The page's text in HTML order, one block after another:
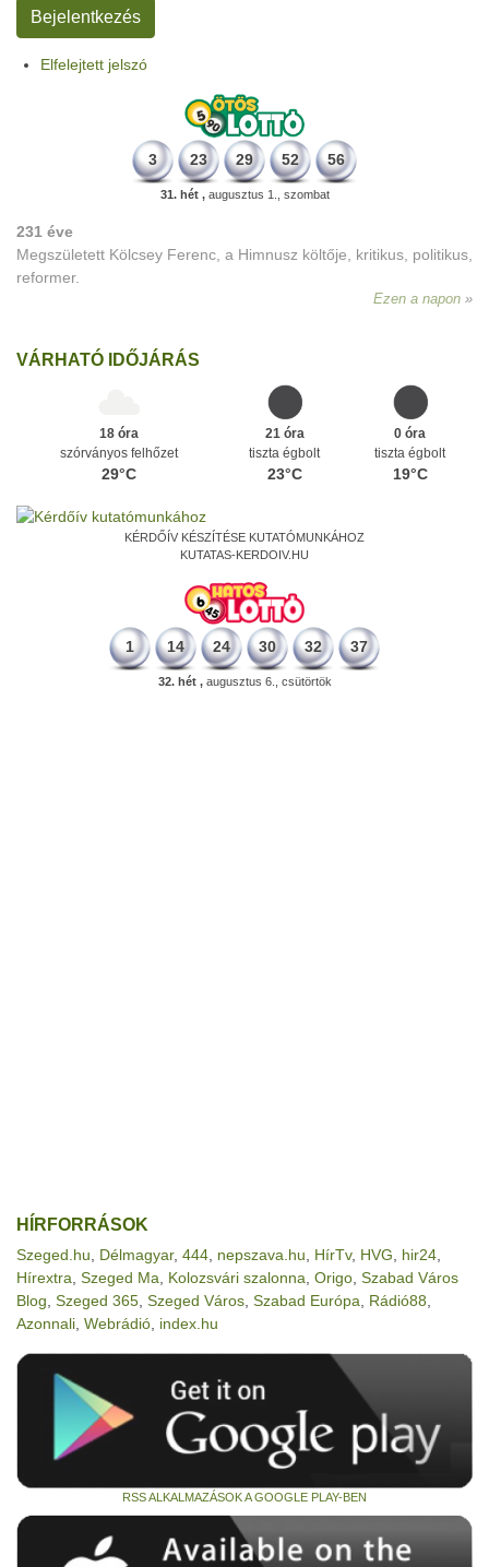
Elfelejtett jelszó
3 23 29 52 56
31. hét ,augusztus 1., szombat
231 éve
Megszületett Kölcsey Ferenc, a Himnusz költője, kritikus, politikus,
reformer.
Ezen a napon
VÁRHATÓ IDŐJÁRÁS
18 óra
szórványos felhőzet
29°C
21 óra
tiszta égbolt
23°C
0 óra
tiszta égbolt
19°C
KÉRDŐÍV KÉSZÍTÉSE KUTATÓMUNKÁHOZ
KUTATAS-KERDOIV.HU
1 14 24 30 32 37
32. hét ,augusztus 6., csütörtök
HÍRFORRÁSOK
Szeged.hu Délmagyar, 444 nepszava.hu HírTv, HVG hir24
Hírextra Szeged Ma Kolozsvári szalonna Origo Szabad Város
Blog Szeged 365 Szeged Város Szabad Európa Rádió88
Azonnali Webrádió index.hu
RSS ALKALMAZÁSOK A GOOGLE PLAY-BEN